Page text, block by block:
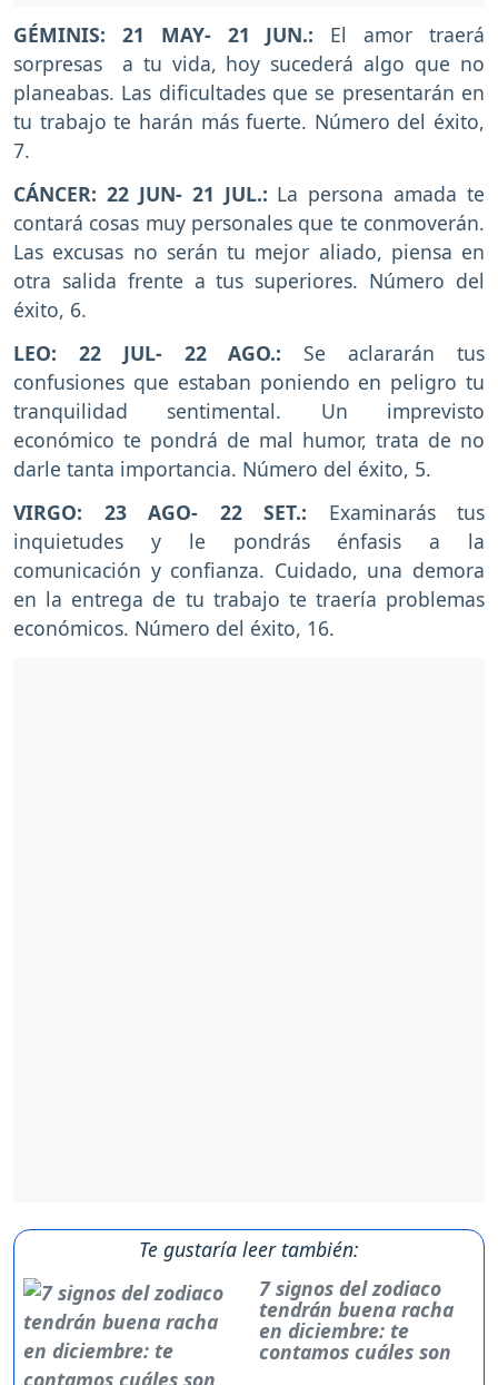
GÉMINIS: 21 MAY- 21 JUN.: El amor traerá
sorpresas a tu vida, hoy sucederá algo que no
planeabas. Las dificultades que se presentarán en
tu trabajo te harán más fuerte. Número del éxito,
7.
CÁNCER: 22 JUN- 21 JUL.: La persona amada te
contará cosas muy personales que te conmoverán.
Las excusas no serán tu mejor aliado, piensa en
otra salida frente a tus superiores. Número del
éxito, 6.
LEO: 22 JUL- 22 AGO.: Se aclararán tus
confusiones que estaban poniendo en peligro tu
tranquilidad sentimental. Un imprevisto
económico te pondrá de mal humor, trata de no
darle tanta importancia. Número del éxito, 5.
VIRGO: 23 AGO- 22 SET.: Examinarás tus
inquietudes y le pondrás énfasis a la
comunicación y confianza. Cuidado, una demora
en la entrega de tu trabajo te traería problemas
económicos. Número del éxito, 16.
Te gustaría leer también:
7 signos del zodiaco
tendrán buena racha
en diciembre: te
contamos cuáles son